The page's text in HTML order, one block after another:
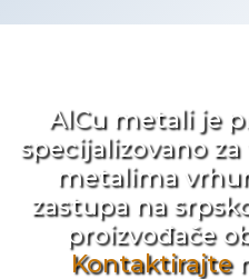
AlCu metali je
specijalizovano
metalima
zastupa na
proizvođače
Kontaktirajte